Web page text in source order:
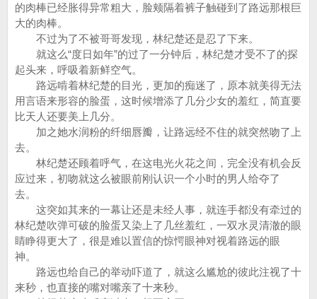
的肉棒已经胀得异常粗大，脸颊隔着裤子触碰到了路远那根巨
大的肉棒。
不过为了不被哥哥发现，林纪楚还是忍了下来。
就这么“度日如年”的过了一分钟后，林纪楚才受不了的探
起头来，呼吸着新鲜空气。
路远啃着林纪楚的目光，更加的痴迷了，原本就美得无法
用言语来形容的脸蛋，这时候增添了几分少女的羞红，简直要
比天人还要美上几分。
加之她水润粉的纤细唇瓣，让路远经不住的就突然吻了上
去。
林纪楚还顾着呼气，在这电光火花之间，完全没有机会反
应过来，初吻就这么被眼前刚认识一个小时的男人给夺了
去。
这突如其来的一幕让还是未经人事，就连手都没有牵过的
林纪楚吹弹可破的脸蛋又染上了几丝羞红，一双水灵清澈的眼
睛睁得更大了，很是难以置信的惊愕眼神对视着路远的眼
神。
路远也给自己的举动吓道了，就这么尴尬的彼此注视了十
来秒，也直接的嘴对嘴亲了十来秒。